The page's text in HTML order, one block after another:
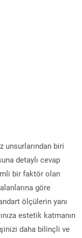
unsurlarından biri
detaylı cevap
bir faktör olan
göre
ölçülerin yanı
estetik katmanın
daha bilinçli ve